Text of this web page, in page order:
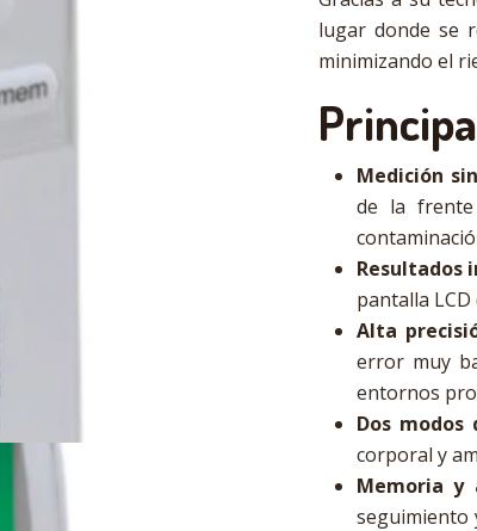
lugar donde se
minimizando el
Medición
de la
Resultados
pantalla
Alta
error muy
entornos
Dos modos
corporal y
Memoria y
seguimiento